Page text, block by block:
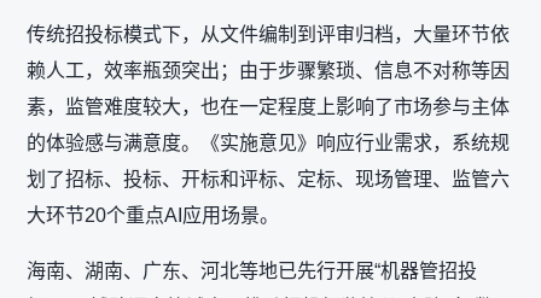
传统招投标模式下，从文件编制到评审归档，大量环节依
赖人工，效率瓶颈突出；由于步骤繁琐、信息不对称等因
素，监管难度较大，也在一定程度上影响了市场参与主体
的体验感与满意度。《实施意见》响应行业需求，系统规
划了招标、投标、开标和评标、定标、现场管理、监管六
大环节20个重点AI应用场景。
海南、湖南、广东、河北等地已先行开展“机器管招投